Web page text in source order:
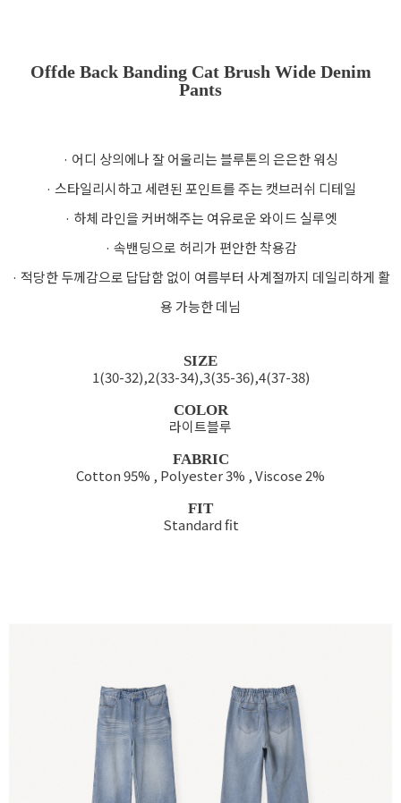
Offde Back Banding Cat Brush Wide Denim
Pants
· 어디 상의에나 잘 어울리는 블루톤의 은은한 워싱
· 스타일리시하고 세련된 포인트를 주는 캣브러쉬 디테일
· 하체 라인을 커버해주는 여유로운 와이드 실루엣
· 속밴딩으로 허리가 편안한 착용감
· 적당한 두께감으로 답답함 없이 여름부터 사계절까지 데일리하게 활
용 가능한 데님
SIZE
1(30-32),2(33-34),3(35-36),4(37-38)
COLOR
라이트블루
FABRIC
Cotton 95% , Polyester 3% , Viscose 2%
FIT
Standard fit